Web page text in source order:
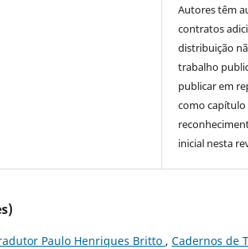
Autores têm
contratos
distribuição
trabalho
publicar em
como
inicial nesta
Paulo Henriques Britto , Cadernos de